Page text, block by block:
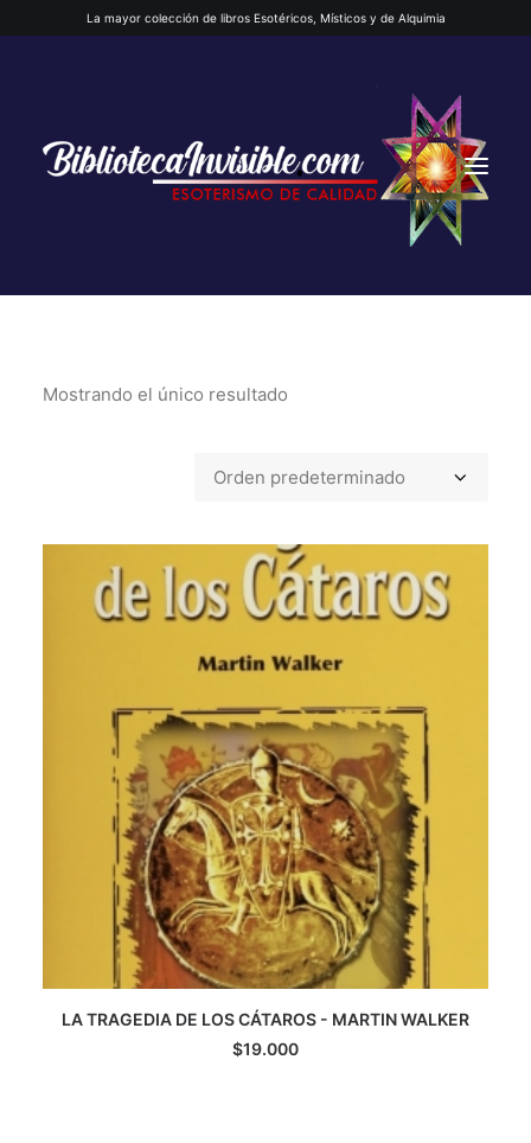
La mayor colección de libros Esotéricos, Místicos y de Alquimia
INICIO
CATEGORÍAS
AUTORES DESTACADOS
GLOSARIO
CONTACTO
LOGIN / REGISTER
Mostrando el único resultado
AGREGAR AL CARRITO
LA TRAGEDIA DE LOS CÁTAROS - MARTIN WALKER
$19.000